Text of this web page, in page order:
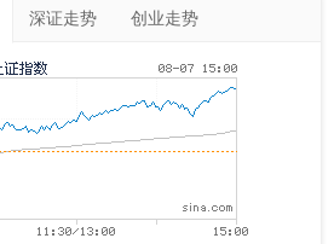
深证走势 创业走势